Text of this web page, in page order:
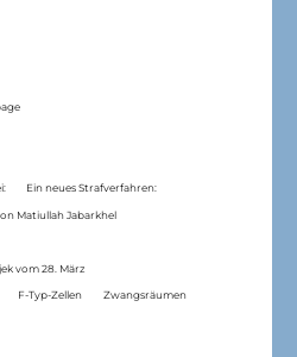
Ein neues Strafverfahren:
Matiul­lah Jabarkhel
vom 28. März
F-Typ-Zellen Zwangsräumen